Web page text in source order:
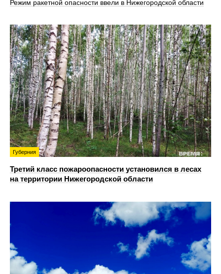
Режим ракетной опасности ввели в Нижегородской области
Губерния
Третий класс пожароопасности установился в лесах
на территории Нижегородской области